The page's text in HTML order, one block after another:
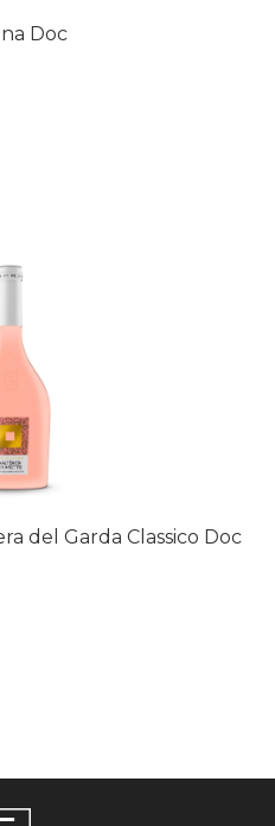
Doc
del Garda Classico Doc